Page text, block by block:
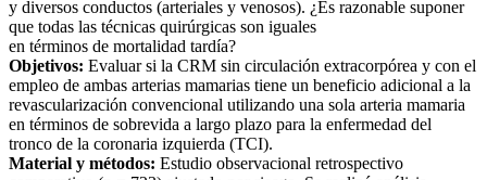
y diversos conductos (arteriales y venosos). ¿Es razonable suponer
que todas las técnicas quirúrgicas son iguales
en términos de mortalidad tardía?
Objetivos: Evaluar si la CRM sin circulación extracorpórea y con el
empleo de ambas arterias mamarias tiene un beneficio adicional a la
revascularización convencional utilizando una sola arteria mamaria
en términos de sobrevida a largo plazo para la enfermedad del
tronco de la coronaria izquierda (TCI).
Material y métodos: Estudio observacional retrospectivo